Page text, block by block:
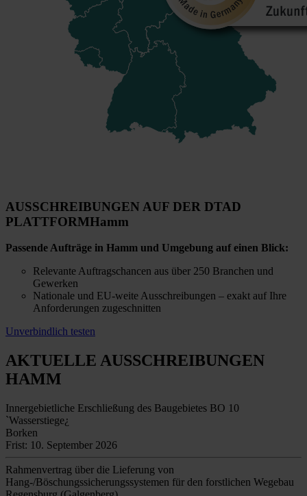
AUSSCHREIBUNGEN AUF DER DTAD
PLATTFORMHamm
Passende Aufträge in Hamm und Umgebung auf einen Blick:
Relevante Auftragschancen aus über 250 Branchen und
Gewerken
Nationale und EU-weite Ausschreibungen – exakt auf Ihre
Anforderungen zugeschnitten
Unverbindlich testen
AKTUELLE AUSSCHREIBUNGEN
HAMM
Innergebietliche Erschließung des Baugebietes BO 10
`Wasserstiege¿
Borken
Frist: 10. September 2026
Rahmenvertrag über die Lieferung von
Hang-/Böschungssicherungssystemen für den forstlichen Wegebau